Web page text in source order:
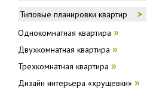
Типовые планировки квартир
Однокомнатная квартира »
Двухкомнатная квартира »
Трехкомнатная квартира »
Дизайн интерьера «хрущевки» »